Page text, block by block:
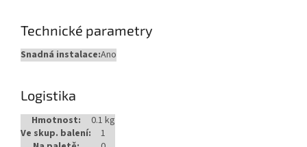
Technické parametry
Snadná instalace:Ano
Logistika
Hmotnost:
0.1 kg
Ve skup. balení:
1